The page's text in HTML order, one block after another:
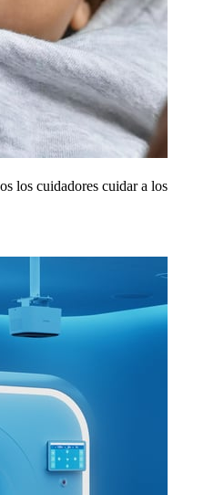
los cuidadores cuidar a los